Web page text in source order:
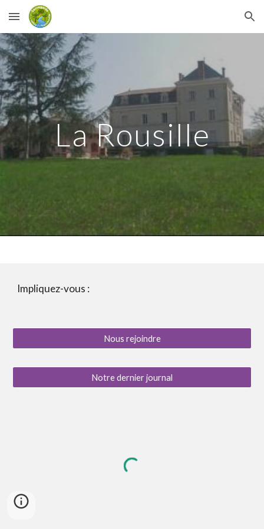
Skip to main content Skip to navigation
La Rousille
Impliquez-vous :
Nous rejoindre
Notre dernier journal